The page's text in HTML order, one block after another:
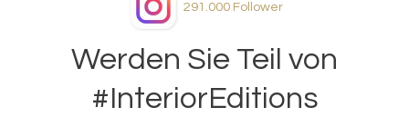
291.000Follower
Werden Sie Teil von
#InteriorEditions